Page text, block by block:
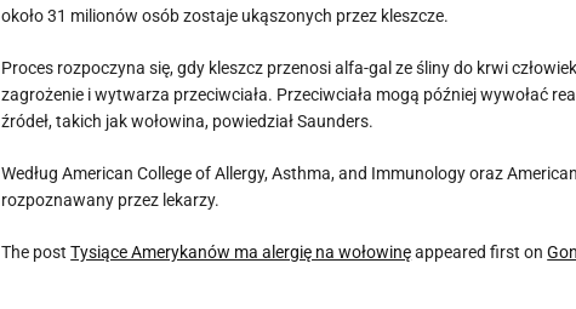
około 31 milionów osób zostaje ukąszonych przez kleszcze.
Proces rozpoczyna się, gdy kleszcz przenosi alfa-gal ze śliny do krwi
zagrożenie i wytwarza przeciwciała. Przeciwciała mogą później wywołać
źródeł, takich jak wołowina, powiedział Saunders.
Według American College of Allergy, Asthma, and Immunology oraz
rozpoznawany przez lekarzy.
The postTysiące Amerykanów ma alergię na wołowinęappeared first on